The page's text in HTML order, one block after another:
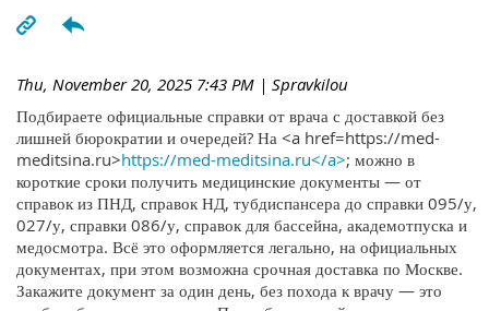
Thu, November 20, 2025 7:43 PM | Spravkilou
Подбираете официальные справки от врача с доставкой без
лишней бюрократии и очередей? На <a href=https://med-
meditsina.ru>https://med-meditsina.ru</a>; можно в
короткие сроки получить медицинские документы — от
справок из ПНД, справок НД, тубдиспансера до справки 095/у,
027/у, справки 086/у, справок для бассейна, академотпуска и
медосмотра. Всё это оформляется легально, на официальных
документах, при этом возможна срочная доставка по Москве.
Закажите документ за один день, без похода к врачу — это